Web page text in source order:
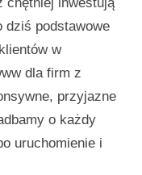
podstawowe
w
dla firm z
przyjazne
o każdy
uruchomienie i